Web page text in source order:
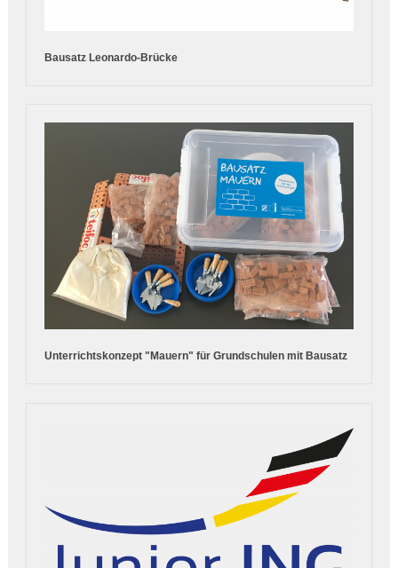
Bausatz Leonardo-Brücke
Unterrichtskonzept "Mauern" für Grundschulen mit Bausatz